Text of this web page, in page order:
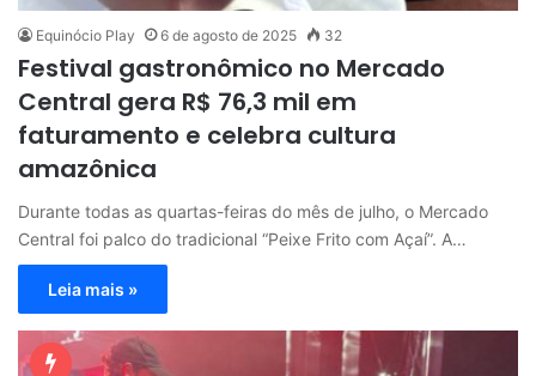
Equinócio Play 6 de agosto de 2025 32
Festival gastronômico no Mercado
Central gera R$ 76,3 mil em
faturamento e celebra cultura
amazônica
Durante todas as quartas-feiras do mês de julho, o Mercado
Central foi palco do tradicional “Peixe Frito com Açaí”. A…
Leia mais »